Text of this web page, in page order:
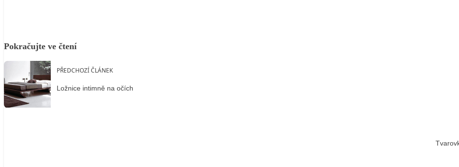
Pokračujte ve čtení
PŘEDCHOZÍ ČLÁNEK
Ložnice intimně na očích